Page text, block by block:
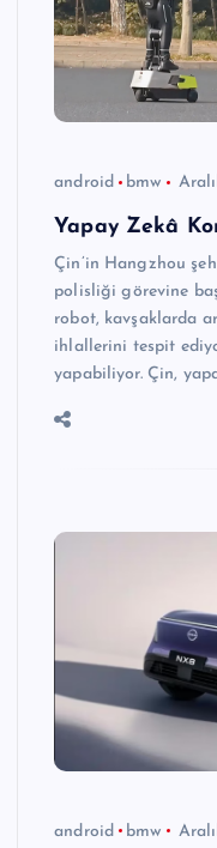
android bmw
Yapay Zekâ
Çin’in Hangzhou
polisliği görevine
robot, kavşaklarda
ihlallerini tespit
yapabiliyor. Çin,
android bmw